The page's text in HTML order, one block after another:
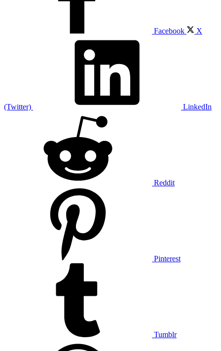
Facebook X
(Twitter) LinkedIn
Reddit
Pinterest
Tumblr